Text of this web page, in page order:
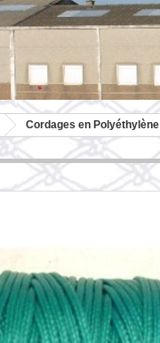
Cordages en Polyéthylène